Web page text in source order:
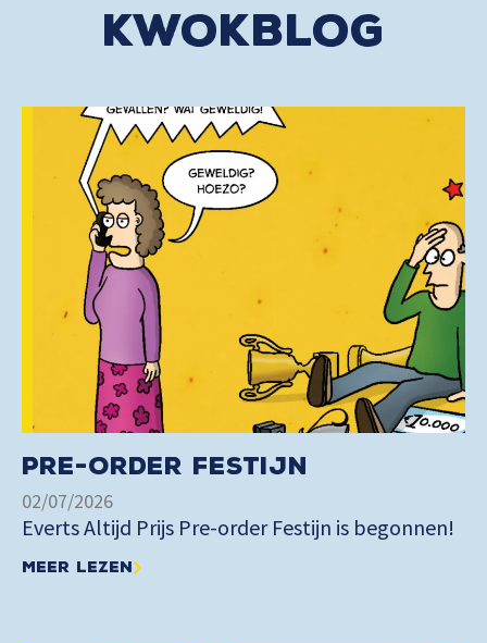
kwokblog
Pre-order Festijn
02/07/2026
Everts Altijd Prijs Pre-order Festijn is begonnen!
Meer lezen